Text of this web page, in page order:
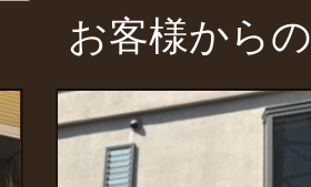
お客様からの